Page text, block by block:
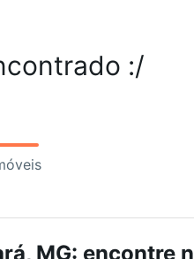
:/
MG: encontre